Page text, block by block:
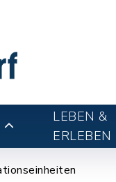
LEBEN &
ERLEBEN